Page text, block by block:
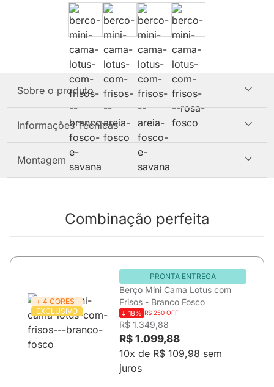
Sobre o produto
Informações Técnicas
Montagem
Combinação perfeita
+ 4 CORES
EXCLUSIVO
PRONTA ENTREGA
Berço Mini Cama Lotus com
Frisos - Branco Fosco
-18% R$ 250 OFF
R$ 1.349,88
R$ 1.099,88
10x de R$ 109,98 sem
juros